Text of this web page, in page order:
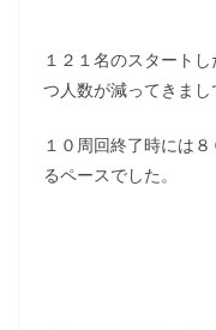
１２１名のスタート
つ人数が減ってきまし
１０周回終了時には
るペースでした。